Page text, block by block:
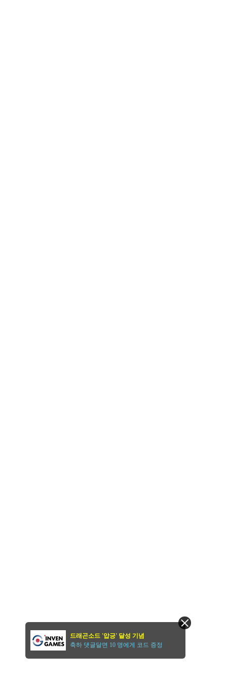
드래곤소드 '압긍' 달성 기념
축하 댓글달면 10 명에게 코드 증정